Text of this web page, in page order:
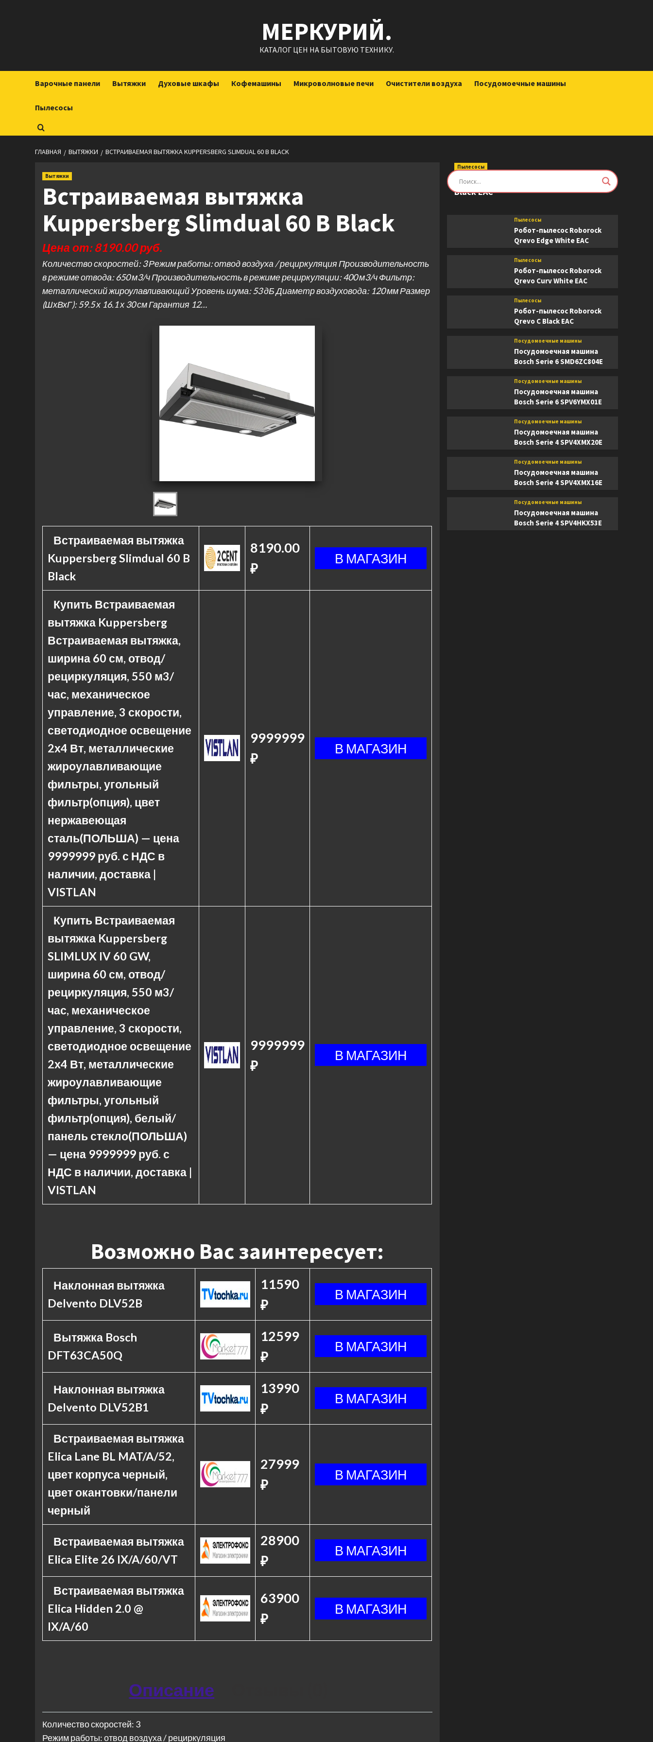
МЕРКУРИЙ.
КАТАЛОГ ЦЕН НА БЫТОВУЮ ТЕХНИКУ.
Варочные панели Вытяжки Духовые шкафы Кофемашины Микроволновые печи Очистители воздуха Посудомоечные машины
Пылесосы
ГЛАВНАЯ ВЫТЯЖКИ ВСТРАИВАЕМАЯ ВЫТЯЖКА KUPPERSBERG SLIMDUAL 60 B BLACK
Вытяжки
Встраиваемая вытяжка
Kuppersberg Slimdual 60 B Black
Цена от: 8190.00 руб.
Количество скоростей: 3 Режим работы: отвод воздуха / рециркуляция Производительность
в режиме отвода: 650 м3/ч Производительность в режиме рециркуляции: 400 м3/ч Фильтр:
металлический жироулавливающий Уровень шума: 53 дБ Диаметр воздуховода: 120 мм Размер
(ШхВхГ): 59.5 х 16.1 х 30 см Гарантия 12…
Встраиваемая вытяжка
Kuppersberg Slimdual 60 B
Black
8190.00
₽
Купить Встраиваемая
вытяжка Kuppersberg
Встраиваемая вытяжка,
ширина 60 см, отвод/
рециркуляция, 550 м3/
час, механическое
управление, 3 скорости,
светодиодное освещение
2х4 Вт, металлические
жироулавливающие
фильтры, угольный
фильтр(опция), цвет
нержавеющая
сталь(ПОЛЬША) — цена
9999999 руб. с НДС в
наличии, доставка |
VISTLAN
9999999
₽
Купить Встраиваемая
вытяжка Kuppersberg
SLIMLUX IV 60 GW,
ширина 60 см, отвод/
рециркуляция, 550 м3/
час, механическое
управление, 3 скорости,
светодиодное освещение
2х4 Вт, металлические
жироулавливающие
фильтры, угольный
фильтр(опция), белый/
панель стекло(ПОЛЬША)
— цена 9999999 руб. с
НДС в наличии, доставка |
VISTLAN
9999999
₽
Возможно Вас заинтересует:
Наклонная вытяжка
Delvento DLV52B
11590
₽
Вытяжка Bosch
DFT63CA50Q
12599
₽
Наклонная вытяжка
Delvento DLV52B1
13990
₽
Встраиваемая вытяжка
Elica Lane BL MAT/A/52,
цвет корпуса черный,
цвет окантовки/панели
черный
27999
₽
Встраиваемая вытяжка
Elica Elite 26 IX/A/60/VT
28900
₽
Встраиваемая вытяжка
Elica Hidden 2.0 @
IX/A/60
63900
₽
Описание
Количество скоростей: 3
Режим работы: отвод воздуха / рециркуляция
Пылесосы
Робот-пылесос Roborock Saros Z70
Black EAC
Пылесосы
Робот-пылесос Roborock
Qrevo Edge White EAC
Пылесосы
Робот-пылесос Roborock
Qrevo Curv White EAC
Пылесосы
Робот-пылесос Roborock
Qrevo C Black EAC
Посудомоечные машины
Посудомоечная машина
Bosch Serie 6 SMD6ZC804E
Посудомоечные машины
Посудомоечная машина
Bosch Serie 6 SPV6YMX01E
Посудомоечные машины
Посудомоечная машина
Bosch Serie 4 SPV4XMX20E
Посудомоечные машины
Посудомоечная машина
Bosch Serie 4 SPV4XMX16E
Посудомоечные машины
Посудомоечная машина
Bosch Serie 4 SPV4HKX53E